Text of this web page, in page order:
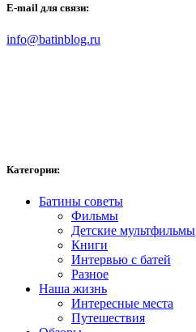
E-mail для связи:
info@batinblog.ru
Категории:
Батины советы
Фильмы
Детские мультфильмы
Книги
Интервью с батей
Разное
Наша жизнь
Интересные места
Путешествия